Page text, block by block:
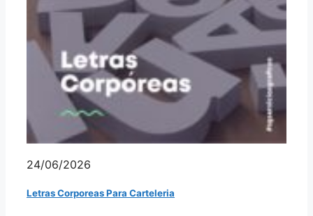
24/06/2026
Letras Corporeas Para Carteleria